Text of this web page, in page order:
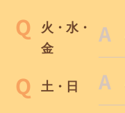
火・水・
金
土・日